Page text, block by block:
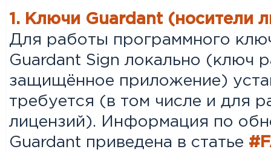
1. Ключи Guardant (носители
Для работы программного
Guardant Sign локально (ключ
защищённое приложение)
требуется (в том числе и для
лицензий). Информация по
Guardant приведена в статье